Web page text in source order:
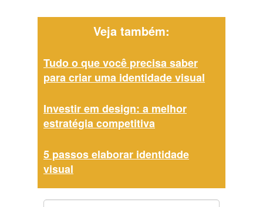
Veja também:
Tudo o que você precisa saber
para criar uma identidade visual
Investir em design: a melhor
estratégia competitiva
5 passos elaborar identidade
visual